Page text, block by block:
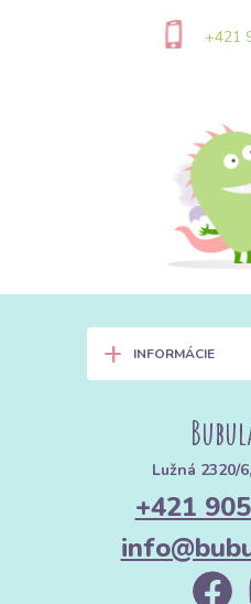
+421
+ INFORMÁCIE
Lužná 2320/
+421